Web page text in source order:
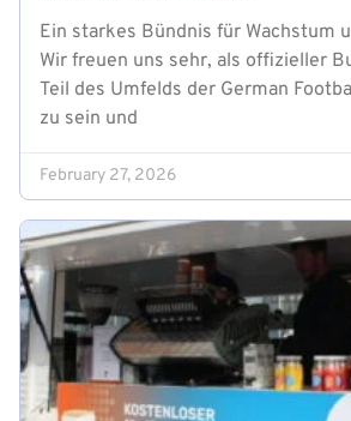
Ein starkes Bündnis für Wachstum
Wir freuen uns sehr, als offizieller
Teil des Umfelds der German
zu sein und
February 27, 2026